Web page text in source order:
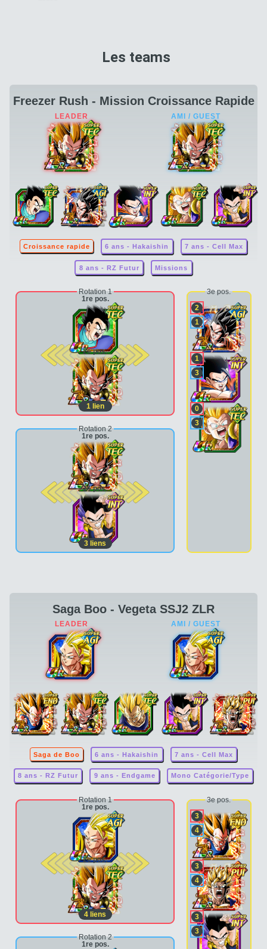
Les teams
Freezer Rush - Mission Croissance Rapide
Croissance rapide 6 ans - Hakaishin 7 ans - Cell Max
8 ans - RZ Futur Missions
Rotation 1
1re pos.
2e pos.
1lien
Rotation 2
1re pos.
2e pos.
3 liens
3e pos.
2
1
1
3
0
3
Saga Boo - Vegeta SSJ2 ZLR
Saga de Boo 6 ans - Hakaishin 7 ans - Cell Max
8 ans - RZ Futur 9 ans - Endgame Mono Catégorie/Type
Rotation 1
1re pos.
2e pos.
4 liens
Rotation 2
1re pos.
3e pos.
3
4
3
4
3
3